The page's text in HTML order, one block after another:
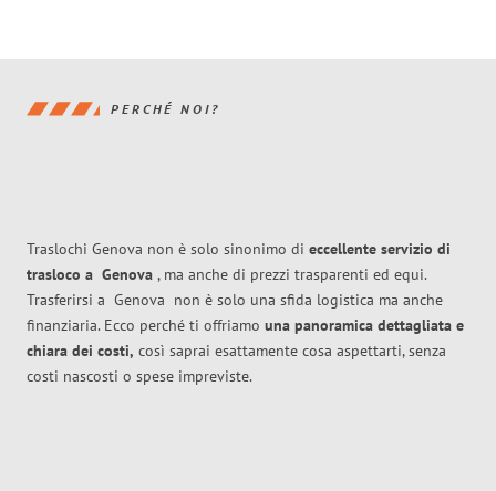
PERCHÉ NOI?
Traslochi Genova non è solo sinonimo di eccellente servizio di
trasloco a Genova , ma anche di prezzi trasparenti ed equi.
Trasferirsi a Genova non è solo una sfida logistica ma anche
finanziaria. Ecco perché ti offriamo una panoramica dettagliata e
chiara dei costi, così saprai esattamente cosa aspettarti, senza
costi nascosti o spese impreviste.